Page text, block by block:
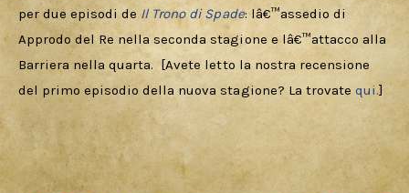
per due episodi de Il Trono di Spade: lâ€™assedio di
Approdo del Re nella seconda stagione e lâ€™attacco alla
Barriera nella quarta.  [Avete letto la nostra recensione
del primo episodio della nuova stagione? La trovate qui.]